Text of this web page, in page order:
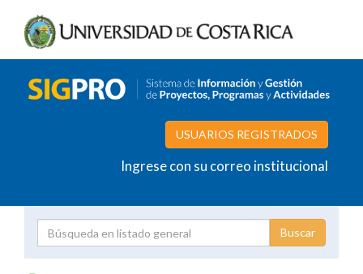
USUARIOS REGISTRADOS
Ingrese con su correo institucional